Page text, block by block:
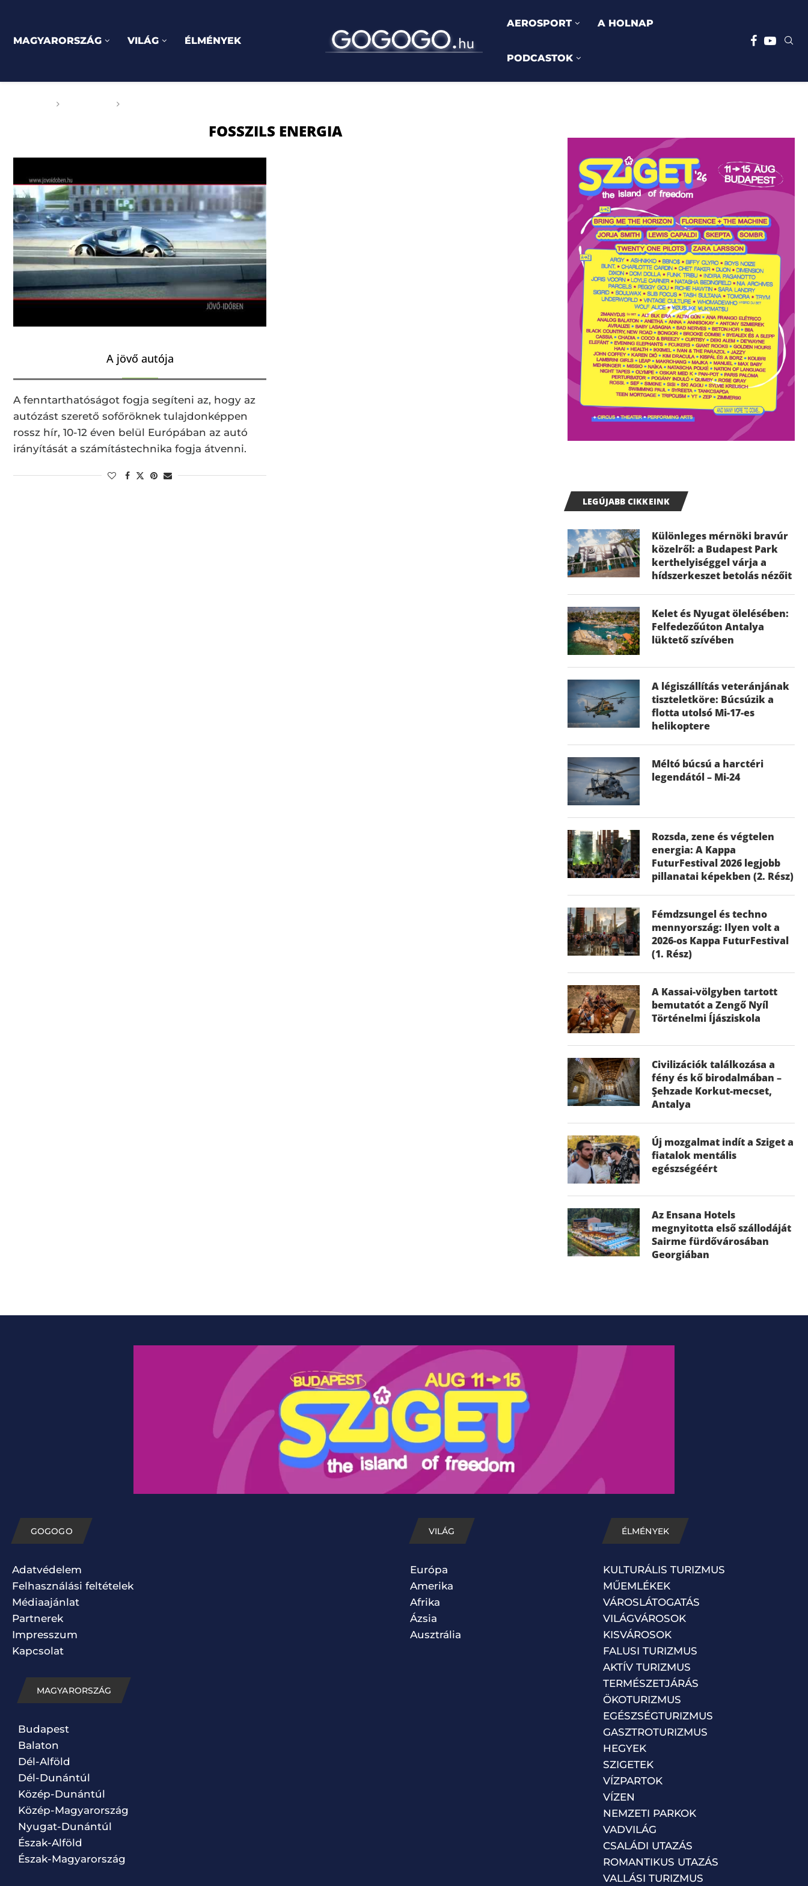
MAGYARORSZÁG VILÁG ÉLMÉNYEK
AEROSPORT A HOLNAP
PODCASTOK
FOSSZILS ENERGIA
A jövő autója
A fenntarthatóságot fogja segíteni az, hogy az
autózást szerető sofőröknek tulajdonképpen
rossz hír, 10-12 éven belül Európában az autó
irányítását a számítástechnika fogja átvenni.
LEGÚJABB CIKKEINK
Különleges mérnöki bravúr
közelről: a Budapest Park
kerthelyiséggel várja a
hídszerkeszet betolás nézőit
Kelet és Nyugat ölelésében:
Felfedezőúton Antalya
lüktető szívében
A légiszállítás veteránjának
tiszteletköre: Búcsúzik a
flotta utolsó Mi-17-es
helikoptere
Méltó búcsú a harctéri
legendától – Mi-24
Rozsda, zene és végtelen
energia: A Kappa
FuturFestival 2026 legjobb
pillanatai képekben (2. Rész)
Fémdzsungel és techno
mennyország: Ilyen volt a
2026-os Kappa FuturFestival
(1. Rész)
A Kassai-völgyben tartott
bemutatót a Zengő Nyíl
Történelmi Íjásziskola
Civilizációk találkozása a
fény és kő birodalmában –
Şehzade Korkut-mecset,
Antalya
Új mozgalmat indít a Sziget a
fiatalok mentális
egészségéért
Az Ensana Hotels
megnyitotta első szállodáját
Sairme fürdővárosában
Georgiában
GOGOGO
Adatvédelem
Felhasználási feltételek
Médiaajánlat
Partnerek
Impresszum
Kapcsolat
MAGYARORSZÁG
Budapest
Balaton
Dél-Alföld
Dél-Dunántúl
Közép-Dunántúl
Közép-Magyarország
Nyugat-Dunántúl
Észak-Alföld
Észak-Magyarország
VILÁG
Európa
Amerika
Afrika
Ázsia
Ausztrália
ÉLMÉNYEK
KULTURÁLIS TURIZMUS
MŰEMLÉKEK
VÁROSLÁTOGATÁS
VILÁGVÁROSOK
KISVÁROSOK
FALUSI TURIZMUS
AKTÍV TURIZMUS
TERMÉSZETJÁRÁS
ÖKOTURIZMUS
EGÉSZSÉGTURIZMUS
GASZTROTURIZMUS
HEGYEK
SZIGETEK
VÍZPARTOK
VÍZEN
NEMZETI PARKOK
VADVILÁG
CSALÁDI UTAZÁS
ROMANTIKUS UTAZÁS
VALLÁSI TURIZMUS